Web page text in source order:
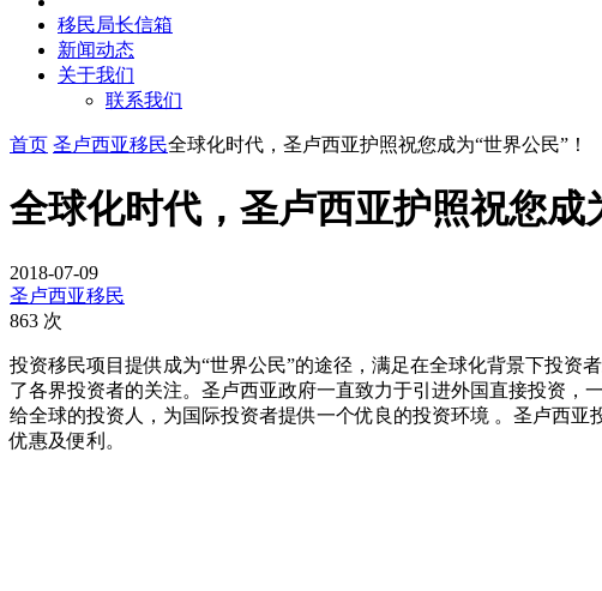
移民局长信箱
新闻动态
关于我们
联系我们
首页 圣卢西亚移民全球化时代，圣卢西亚护照祝您成为“世界公民”！
全球化时代，圣卢西亚护照祝您成
2018-07-09
圣卢西亚移民
863 次
投资移民项目提供成为“世界公民”的途径，满足在全球化背景下投资
了各界投资者的关注。圣卢西亚政府一直致力于引进外国直接投资
给全球的投资人，为国际投资者提供一个优良的投资环境 。圣卢西
优惠及便利。